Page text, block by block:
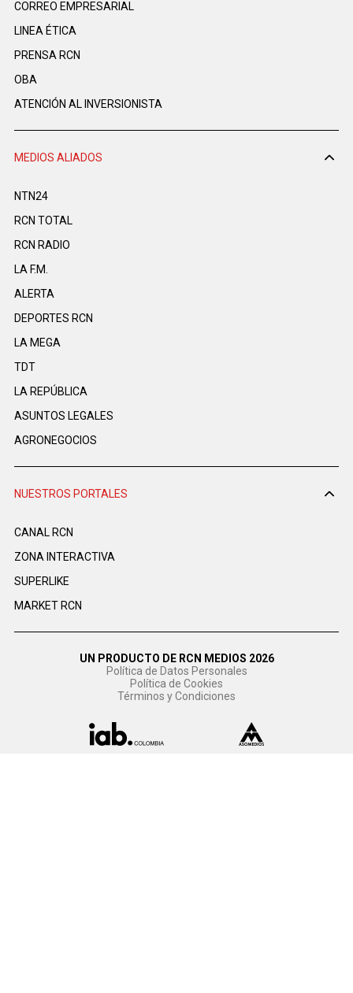
CORREO EMPRESARIAL
LINEA ÉTICA
PRENSA RCN
OBA
ATENCIÓN AL INVERSIONISTA
MEDIOS ALIADOS
NTN24
RCN TOTAL
RCN RADIO
LA F.M.
ALERTA
DEPORTES RCN
LA MEGA
TDT
LA REPÚBLICA
ASUNTOS LEGALES
AGRONEGOCIOS
NUESTROS PORTALES
CANAL RCN
ZONA INTERACTIVA
SUPERLIKE
MARKET RCN
UN PRODUCTO DE RCN MEDIOS 2026
Política de Datos Personales
Política de Cookies
Términos y Condiciones